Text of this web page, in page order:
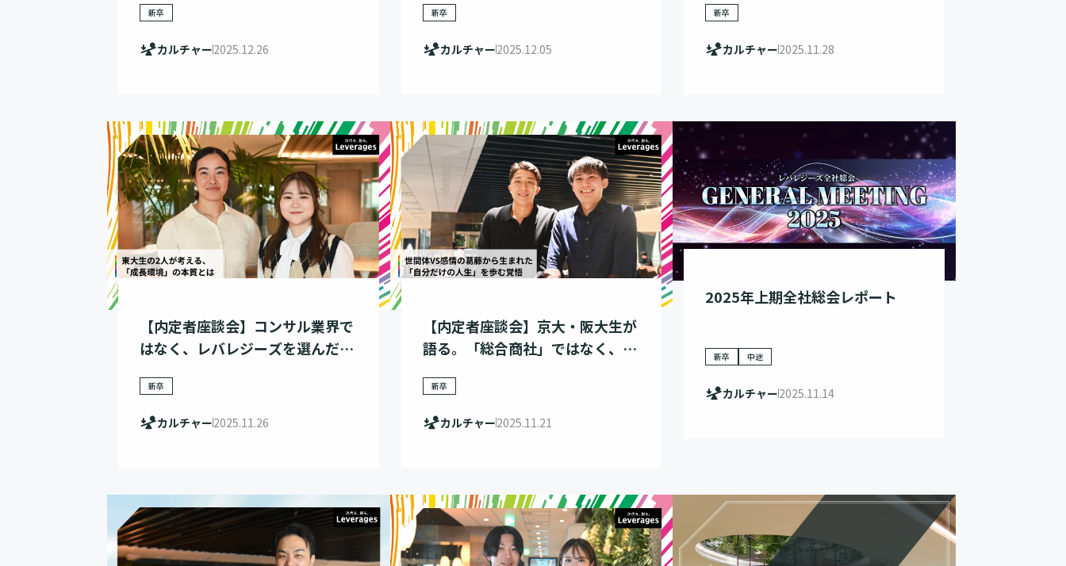
新卒
カルチャー2025.12.26
選んだ理由
新卒
カルチャー2025.12.05
新卒
カルチャー2025.11.28
【内定者座談会】コンサル業界で
はなく、レバレジーズを選んだ理
新卒
カルチャー2025.11.26
【内定者座談会】京大・阪大生が
語る。「総合商社」ではなく、レ
新卒
カルチャー2025.11.21
2025年上期全社総会レポート
新卒 中途
カルチャー2025.11.14